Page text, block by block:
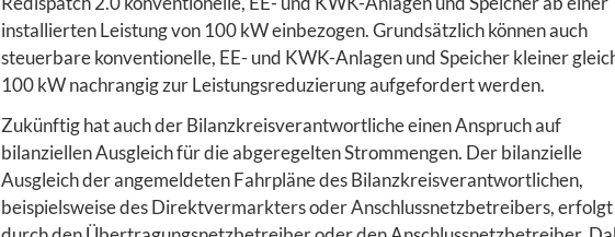
installierten Leistung von 100 kW einbezogen. Grundsätzlich können auch
steuerbare konventionelle, EE- und KWK-Anlagen und Speicher kleiner
100 kW nachrangig zur Leistungsreduzierung aufgefordert werden.
Zukünftig hat auch der Bilanzkreisverantwortliche einen Anspruch auf
bilanziellen Ausgleich für die abgeregelten Strommengen. Der bilanzielle
Ausgleich der angemeldeten Fahrpläne des Bilanzkreisverantwortlichen,
beispielsweise des Direktvermarkters oder Anschlussnetzbetreibers, erfolgt